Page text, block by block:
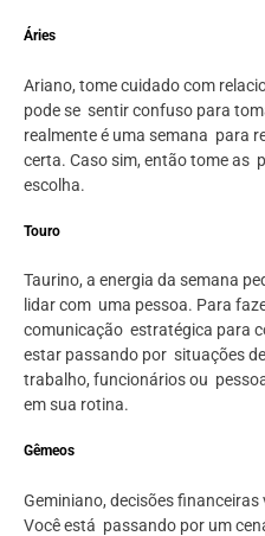
Áries
Ariano, tome cuidado com
pode se sentir confuso para
realmente é uma semana para
certa. Caso sim, então tome as
escolha.
Touro
Taurino, a energia da semana
lidar com uma pessoa. Para
comunicação estratégica para
estar passando por situações
trabalho, funcionários ou
em sua rotina.
Gêmeos
Geminiano, decisões
Você está passando por um